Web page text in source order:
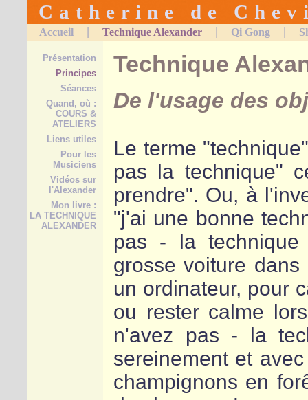
C a t h e r i n e d e C h e v
Accueil Technique Alexander Qi Gong
Présentation
Principes
Séances
Quand, où :
COURS &
ATELIERS
Liens utiles
Pour les
Musiciens
Vidéos sur
l'Alexander
Mon livre :
LA TECHNIQUE
ALEXANDER
Technique
De l'usage des
Le terme
pas la technique"
prendre". Ou, à
"j'ai une bonne
pas - la
grosse voiture
un ordinateur, pour
ou rester calme
n'avez pas - la
sereinement et
champignons en